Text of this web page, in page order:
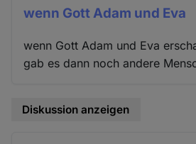
wenn Gott Adam und Eva
wenn Gott Adam und Eva
gab es dann noch andere
Diskussion anzeigen